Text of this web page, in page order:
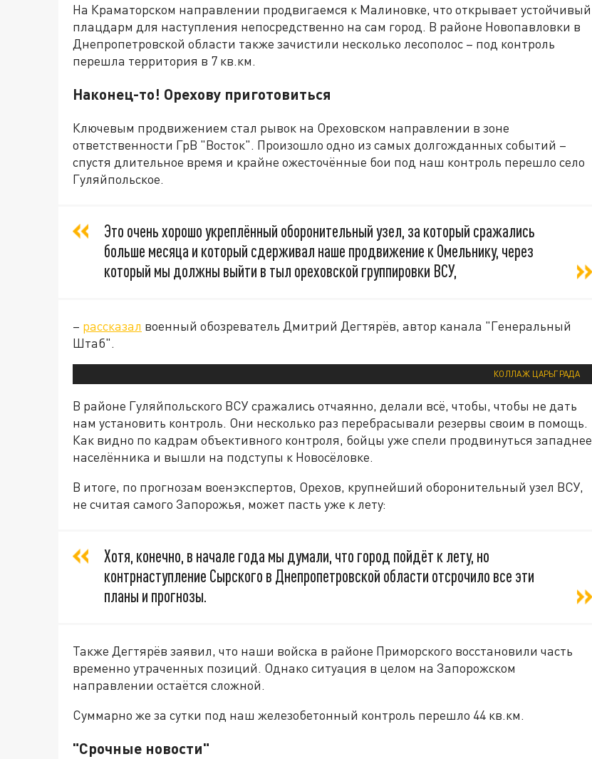
На Краматорском направлении продвигаемся к Малиновке, что открывает устойчивый
плацдарм для наступления непосредственно на сам город. В районе Новопавловки в
Днепропетровской области также зачистили несколько лесополос – под контроль
перешла территория в 7 кв.км.
Наконец-то! Орехову приготовиться
Ключевым продвижением стал рывок на Ореховском направлении в зоне
ответственности ГрВ "Восток". Произошло одно из самых долгожданных событий –
спустя длительное время и крайне ожесточённые бои под наш контроль перешло село
Гуляйпольское.
Это очень хорошо укреплённый оборонительный узел, за который сражались
больше месяца и который сдерживал наше продвижение к Омельнику, через
который мы должны выйти в тыл ореховской группировки ВСУ,
– рассказал военный обозреватель Дмитрий Дегтярёв, автор канала "Генеральный
Штаб".
КОЛЛАЖ ЦАРЬГРАДА
В районе Гуляйпольского ВСУ сражались отчаянно, делали всё, чтобы, чтобы не дать
нам установить контроль. Они несколько раз перебрасывали резервы своим в помощь.
Как видно по кадрам объективного контроля, бойцы уже спели продвинуться западнее
населённика и вышли на подступы к Новосёловке.
В итоге, по прогнозам военэкспертов, Орехов, крупнейший оборонительный узел ВСУ,
не считая самого Запорожья, может пасть уже к лету:
Хотя, конечно, в начале года мы думали, что город пойдёт к лету, но
контрнаступление Сырского в Днепропетровской области отсрочило все эти
планы и прогнозы.
Также Дегтярёв заявил, что наши войска в районе Приморского восстановили часть
временно утраченных позиций. Однако ситуация в целом на Запорожском
направлении остаётся сложной.
Суммарно же за сутки под наш железобетонный контроль перешло 44 кв.км.
"Срочные новости"